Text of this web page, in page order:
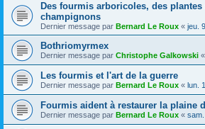
Des fourmis arboricoles, des plantes
champignons
Dernier message par Bernard Le Roux « jeu.
Bothriomyrmex
Dernier message par Christophe Galkowski «
Les fourmis et l'art de la guerre
Dernier message par Bernard Le Roux « lun.
Fourmis aident à restaurer la plaine
Dernier message par Bernard Le Roux «